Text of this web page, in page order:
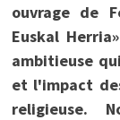
ouvrage de
Euskal
ambitieuse
et l'impact
religieuse.